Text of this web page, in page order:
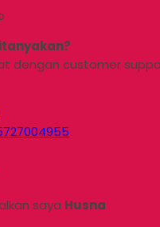
dengan customer
saya Husna